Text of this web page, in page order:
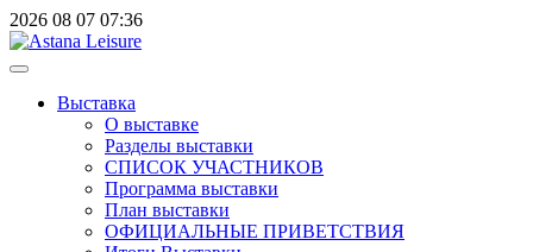
2026 08 07 07:36
Выставка
О выставке
Разделы выставки
СПИСОК УЧАСТНИКОВ
Программа выставки
План выставки
ОФИЦИАЛЬНЫЕ ПРИВЕТСТВИЯ